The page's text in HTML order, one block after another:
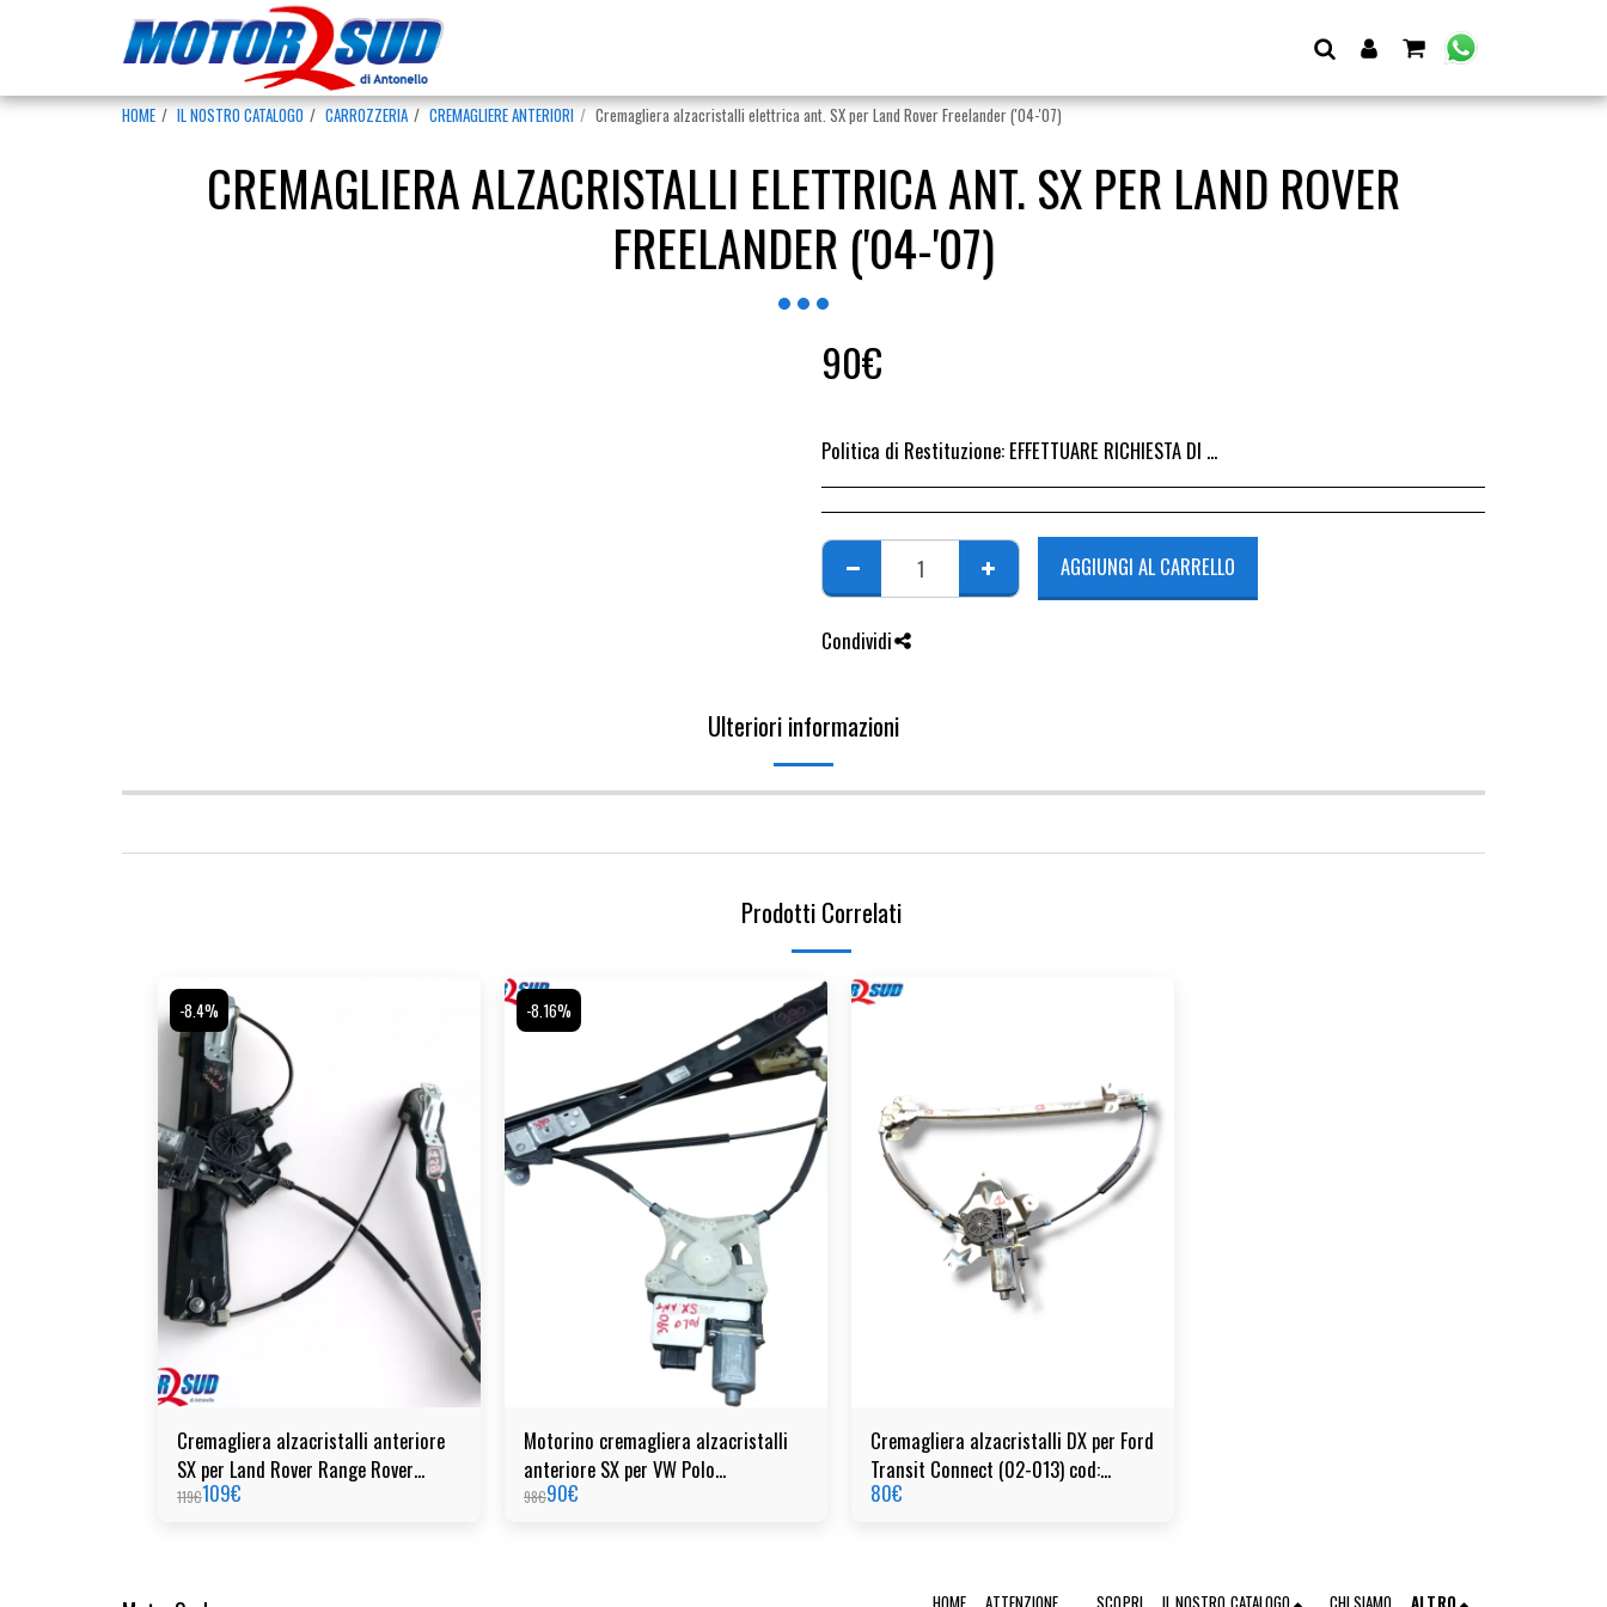
HOME IL NOSTRO CATALOGO CARROZZERIA CREMAGLIERE ANTERIORI Cremagliera alzacristalli elettrica ant. SX per Land Rover Freelander ('04-'07)
CREMAGLIERA ALZACRISTALLI ELETTRICA ANT. SX PER LAND ROVER
FREELANDER ('04-'07)
90€
Politica di Restituzione: EFFETTUARE RICHIESTA DI RESO ENTRO 14 GIORNI DALL&#039;ACQUISTO DEL RICAMBIO, IL RIMBORSO VIENE EMESSO ALLA CONSEGNA DEL RICAMBIO IN SEDE.
AGGIUNGI AL CARRELLO
Condividi
Ulteriori informazioni
Prodotti Correlati
-8.4%
Cremagliera alzacristalli anteriore
SX per Land Rover Range Rover
Evoque
119€109€
-8.16%
Motorino cremagliera alzacristalli
anteriore SX per VW Polo
(2020)cod:2g4837461B
98€90€
Cremagliera alzacristalli DX per Ford
Transit Connect (02-013) cod:
996367100
80€
HOME ATTENZIONE SCOPRI IL NOSTRO CATALOGO CHI SIAMO ALTRO